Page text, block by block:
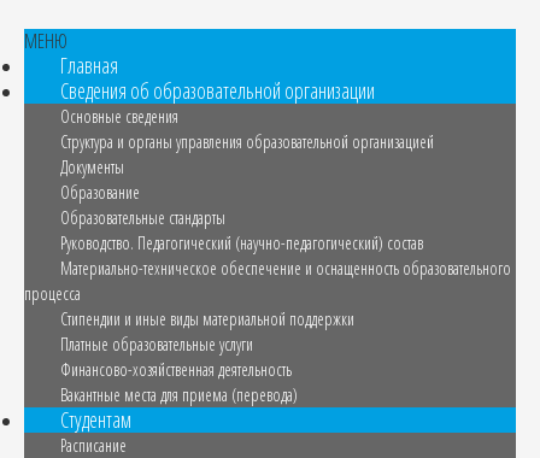
МЕНЮ
Главная
Сведения об образовательной организации
Основные сведения
Структура и органы управления образовательной организацией
Документы
Образование
Образовательные стандарты
Руководство. Педагогический (научно-педагогический) состав
Материально-техническое обеспечение и оснащенность образовательного
процесса
Стипендии и иные виды материальной поддержки
Платные образовательные услуги
Финансово-хозяйственная деятельность
Вакантные места для приема (перевода)
Студентам
Расписание